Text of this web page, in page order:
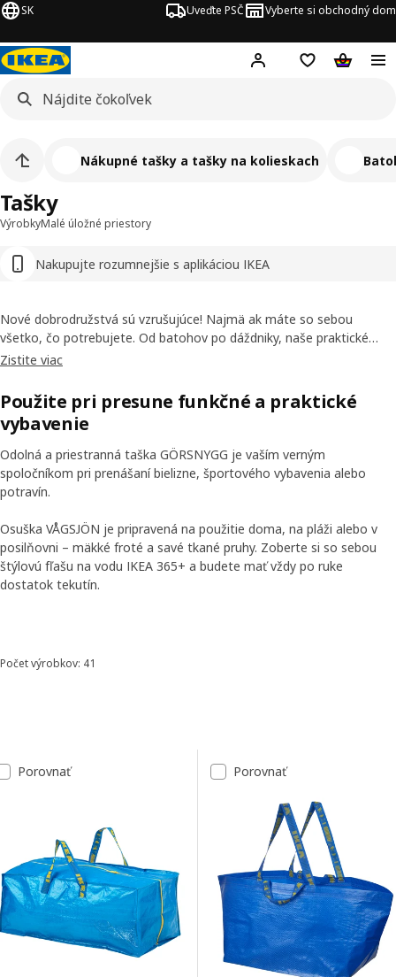
SK Uveďte PSČ Vyberte si obchodný dom
Hej! Prihlásenie
NákupnýNákupný
VýrobkyMalé úložné priestory
Nakupujte rozumnejšie s aplikáciou IKEA
Tašky
Nákupné tašky a tašky na kolieskach
Nové dobrodružstvá sú vzrušujúce! Najmä ak máte so sebou
všetko, čo potrebujete. Od batohov po dáždniky, naše praktické
tašky a doplnky na cestovanie sa postarajú o to, aby bol každý výlet
na druhý koniec sveta.
Zistite viac
Použite pri presune funkčné a praktické
vybavenie
Odolná a priestranná taška GÖRSNYGG je vaším verným
spoločníkom pri prenášaní bielizne, športového vybavenia alebo
potravín.
Osuška VÅGSJÖN je pripravená na použitie doma, na pláži alebo v
posilňovni – mäkké froté a savé tkané pruhy. Zoberte si so sebou
štýlovú fľašu na vodu IKEA 365+ a budete mať vždy po ruke
dostatok tekutín.
Pozastavenie videa
prepis
Zoradiť a filtrovať
Počet výrobkov: 41
Zoznam výsledkov
Porovnať Porovnať